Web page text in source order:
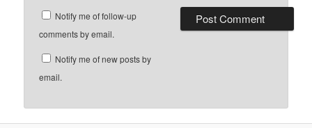
Notify me of follow-up
comments by email.
Notify me of new posts by
email.